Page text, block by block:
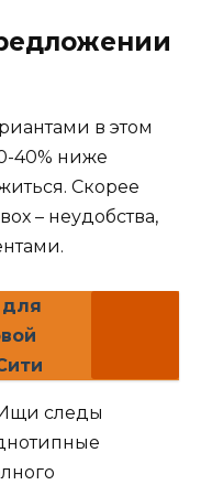
в этом
40% ниже
Скорее
– неудобства,
следы